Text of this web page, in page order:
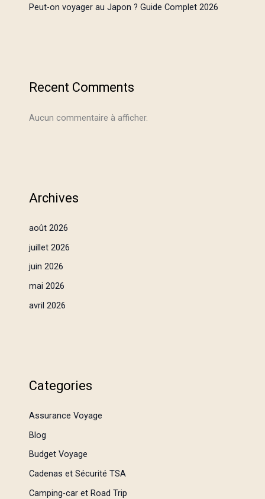
Peut-on voyager au Japon ? Guide Complet 2026
Recent Comments
Aucun commentaire à afficher.
Archives
août 2026
juillet 2026
juin 2026
mai 2026
avril 2026
Categories
Assurance Voyage
Blog
Budget Voyage
Cadenas et Sécurité TSA
Camping-car et Road Trip